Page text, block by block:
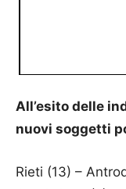
All’esito delle
nuovi soggetti
Rieti (13) –